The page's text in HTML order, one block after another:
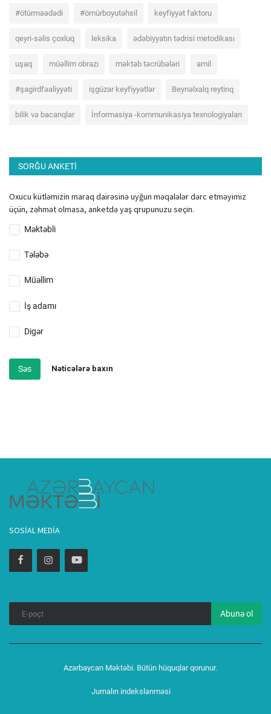
#ötürməədədi #ömürboyutəhsil keyfiyyət faktoru
qeyri-səlis çoxluq leksika ədəbiyyatın tədrisi metodikası
uşaq müəllim obrazı məktəb təcrübələri amil
#şagirdfəaliyyəti işgüzar keyfiyyətlər Beynəlxalq reytinq
bilik və bacarıqlar İnformasiya -kommunikasiya texnologiyaları
SORĞU ANKETI
Oxucu kütləmizin maraq dairəsinə uyğun məqalələr dərc etməyimiz
üçün, zəhmət olmasa, anketdə yaş qrupunuzu seçin.
Məktəbli
Tələbə
Müəllim
İş adamı
Digər
Səs Nəticələrə baxın
SOSIAL MEDIA
Abunə ol
Azərbaycan Məktəbi. Bütün hüquqlar qorunur.
Jurnalın indekslənməsi